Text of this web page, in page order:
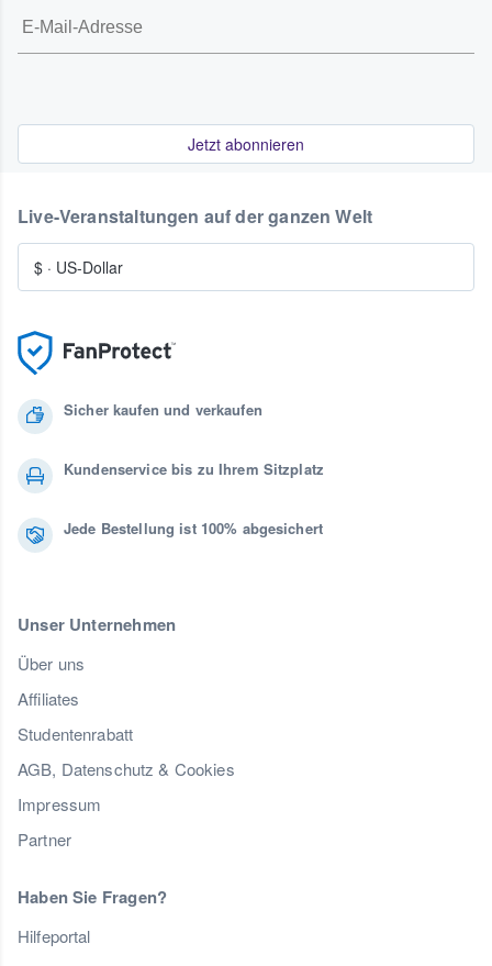
Jetzt abonnieren
Sicher kaufen und verkaufen
Kundenservice bis zu Ihrem Sitzplatz
Jede Bestellung ist 100% abgesichert
Unser Unternehmen
Über uns
Affiliates
Studentenrabatt
AGB, Datenschutz & Cookies
Impressum
Partner
Haben Sie Fragen?
Hilfeportal
Live-Veranstaltungen auf der ganzen Welt
$ · US-Dollar